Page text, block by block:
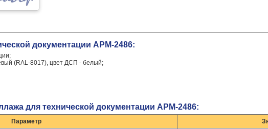
документации АРМ-2486:
(RAL-8017), цвет ДСП - белый;
для технической документации АРМ-2486:
Параметр